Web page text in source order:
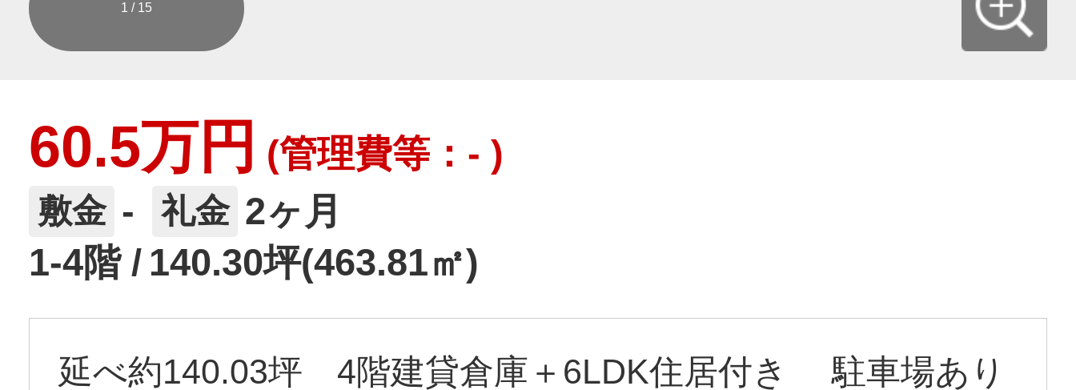
1 / 15
60.5万円 (管理費等：- )
敷金 - 礼金 2ヶ月
1-4階
140.30坪(463.81㎡)
延べ約140.03坪 4階建貸倉庫＋6LDK住居付き 駐車場あり